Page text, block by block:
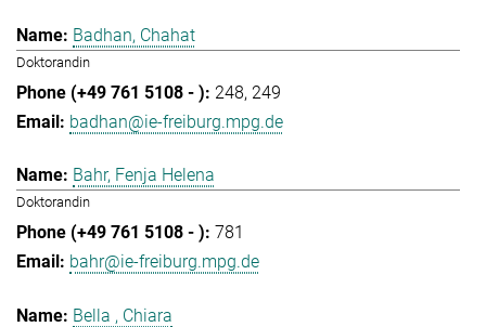
Badhan, Chahat
Doktorandin
248 249
badhan@ie-freiburg.mpg.de
Bahr, Fenja Helena
Doktorandin
781
bahr@ie-freiburg.mpg.de
Bella , Chiara